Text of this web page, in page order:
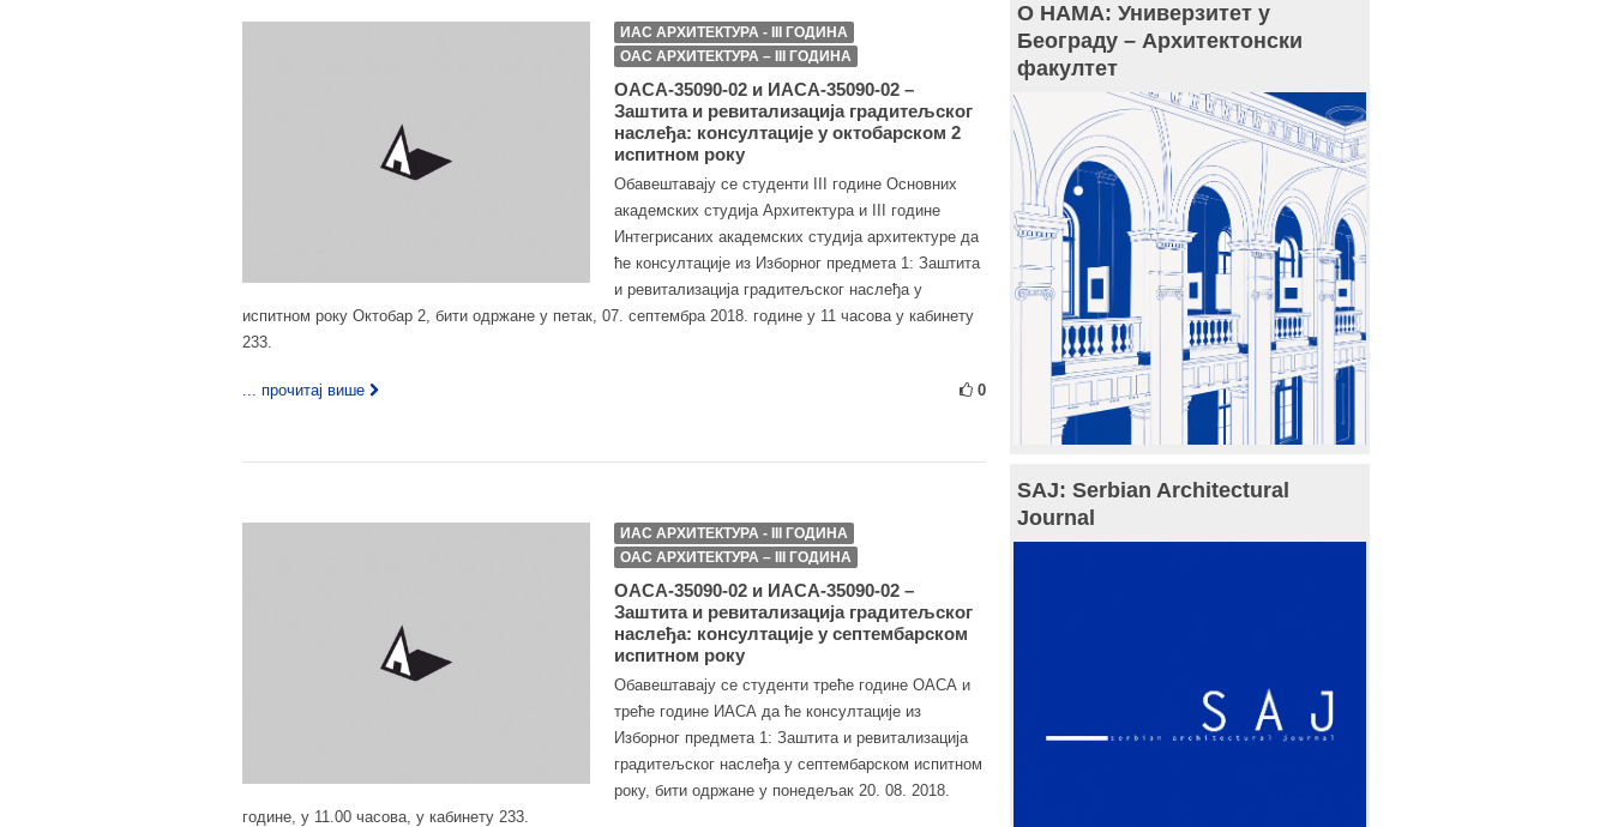
ИАС АРХИТЕКТУРА - III ГОДИНА
ОАС АРХИТЕКТУРА – III ГОДИНА
ОАСА-35090-02 и ИАСА-35090-02 –
Заштита и ревитализација градитељског
наслеђа: консултације у октобарском 2
испитном року
Обавештавају се студенти III године Основних
академских студија Aрхитектурa и III године
Интегрисаних академских студија архитектуре да
ће консултације из Изборног предмета 1: Заштита
и ревитализација градитељског наслеђа у
испитном року Октобар 2, бити одржане у петак, 07. септембра 2018. године у 11 часова у кабинету
233.
... прочитај више 0
ИАС АРХИТЕКТУРА - III ГОДИНА
ОАС АРХИТЕКТУРА – III ГОДИНА
ОАСА-35090-02 и ИАСА-35090-02 –
Заштита и ревитализација градитељског
наслеђа: консултације у септембарском
испитном року
Обавештавају се студенти треће године ОАСА и
треће године ИАСА да ће консултације из
Изборног предмета 1: Заштита и ревитализација
градитељског наслеђа у септембарском испитном
року, бити одржане у понедељак 20. 08. 2018.
године, у 11.00 часова, у кабинету 233.
О НАМА: Универзитет у
Београду – Архитектонски
факултет
SAJ: Serbian Architectural
Journal